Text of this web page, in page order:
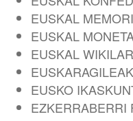
EUSKAL
EUSKAL
EUSKAL
EUSKO
EZKERRABERRI